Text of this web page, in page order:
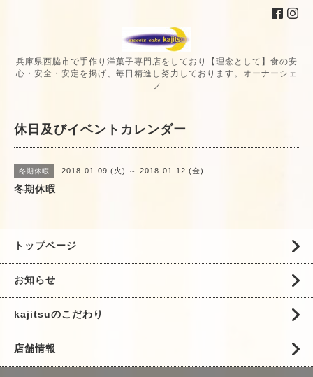
兵庫県西脇市で手作り洋菓子専門店をしており【理念として】食の安
心・安全・安定を掲げ、毎日精進し努力しております。オーナーシェ
フ
休日及びイベントカレンダー
冬期休暇 2018-01-09 (火) ～ 2018-01-12 (金)
冬期休暇
トップページ
お知らせ
kajitsuのこだわり
店舗情報